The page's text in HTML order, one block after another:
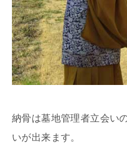
納骨は墓地管理者立会い
いが出来ます。